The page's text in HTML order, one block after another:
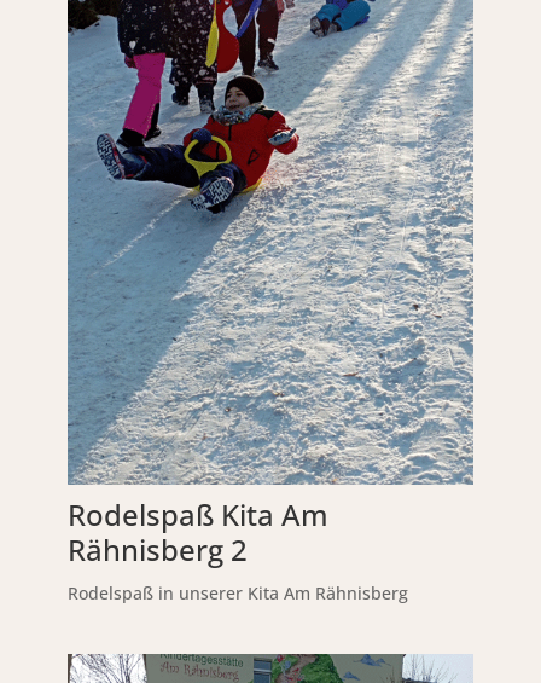
Rodelspaß Kita Am
Rähnisberg 2
Rodelspaß in unserer Kita Am Rähnisberg